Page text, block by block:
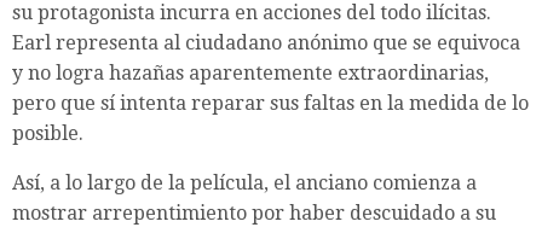
su protagonista incurra en acciones del todo ilícitas.
Earl representa al ciudadano anónimo que se equivoca
y no logra hazañas aparentemente extraordinarias,
pero que sí intenta reparar sus faltas en la medida de lo
posible.
Así, a lo largo de la película, el anciano comienza a
mostrar arrepentimiento por haber descuidado a su